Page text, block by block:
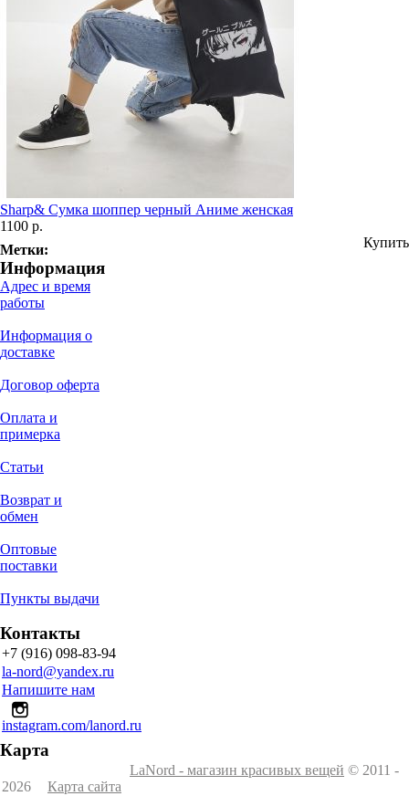
Sharp& Сумка шоппер черный Аниме женская
1100 р.
Купить
Метки:
Информация
Адрес и время
работы
Информация о
доставке
Договор оферта
Оплата и
примерка
Статьи
Возврат и
обмен
Оптовые
поставки
Пункты выдачи
Контакты
+7 (916) 098-83-94
la-nord@yandex.ru
Напишите нам
instagram.com/lanord.ru
Карта
LaNord - магазин красивых вещей © 2011 -
2026
Карта сайта